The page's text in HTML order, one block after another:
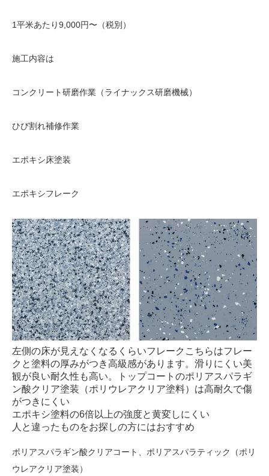
1平米あたり9,000円〜（税別）
施工内容は
コンクリート研磨作業（ライナックス研磨機械）
ひび割れ補修作業
エポキシ床塗装
エポキシフレーク
左側の床が見えなくなるくらいフレークこちらはフレー
クと塗料の厚みがつき高級感があります。滑りにくい美
観が良い耐久性も高い。トップコートのポリアスパラギ
ン酸クリア塗装（ポリウレアクリア塗料）は高耐久で傷
がつきにくい
エポキシ塗料の6倍以上の強度と黄変しにくい
人と違ったものをお探しの方にはおすすめ
ポリアスパラギン酸クリアコート、ポリアスパラティック（ポリ
ウレアクリア塗装）